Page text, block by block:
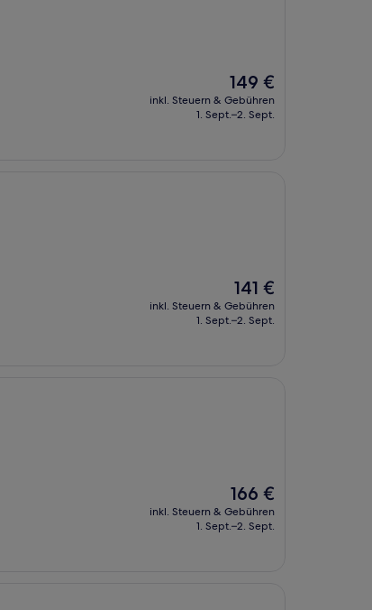
Der
Preis
beträgt
149 €
inkl. Steuern & Gebühren
1. Sept.–2. Sept.
Der
Preis
beträgt
141 €
inkl. Steuern & Gebühren
1. Sept.–2. Sept.
Der
Preis
beträgt
166 €
inkl. Steuern & Gebühren
1. Sept.–2. Sept.